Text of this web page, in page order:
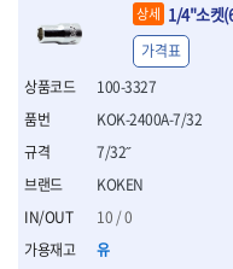
상세 1/4"소켓
100-3327
KOKEN
10 / 0
유
KOK-2400A-7/32
7/32˝
가격표